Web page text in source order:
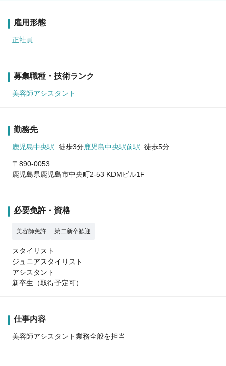
雇用形態
正社員
募集職種・技術ランク
美容師アシスタント
勤務先
鹿児島中央駅 徒歩3分鹿児島中央駅前駅 徒歩5分
〒890-0053
鹿児島県鹿児島市中央町2-53 KDMビル1F
必要免許・資格
美容師免許 第二新卒歓迎
スタイリスト
ジュニアスタイリスト
アシスタント
新卒生（取得予定可）
仕事内容
美容師アシスタント業務全般を担当